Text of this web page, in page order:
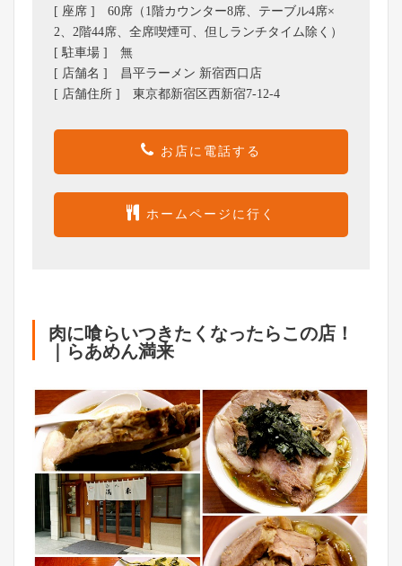
[ 座席 ] 60席（1階カウンター8席、テーブル4席×
2、2階44席、全席喫煙可、但しランチタイム除く）
[ 駐車場 ] 無
[ 店舗名 ] 昌平ラーメン 新宿西口店
[ 店舗住所 ] 東京都新宿区西新宿7-12-4
お店に電話する
ホームページに行く
肉に喰らいつきたくなったらこの店！
｜らあめん満来